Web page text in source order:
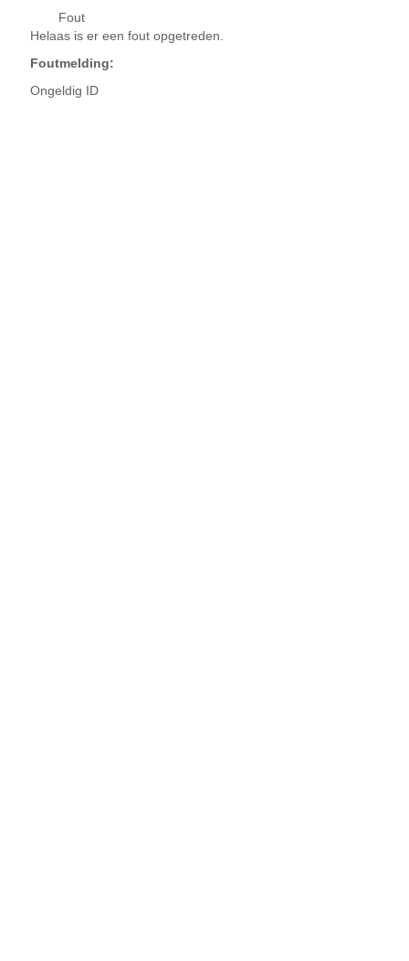
Fout
Helaas is er een fout opgetreden.
Foutmelding:
Ongeldig ID